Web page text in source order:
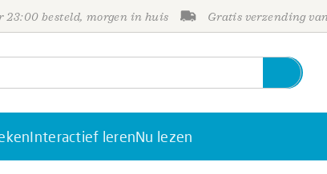
23:00 besteld, morgen in huis Gratis verzending
Interactief lerenNu lezen